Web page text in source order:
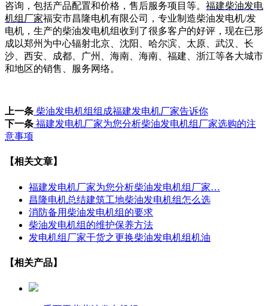
咨询，包括产品配置和价格，售后服务项目等。 福建柴油发电
机组厂家福安市昌隆电机有限公司，专业制造柴油发电机/发
电机，生产的柴油发电机组收到了很多客户的好评，现在已形
成以郑州为中心辐射北京、沈阳、哈尔滨、太原、武汉、长
沙、西安、成都、广州、海南、海南、福建、浙江等各大城市
和地区的销售、服务网络。
上一条 柴油发电机组组成福建发电机厂家告诉你
下一条 福建发电机厂家为您分析柴油发电机组厂家选购的注
意事项
【相关文章】
福建发电机厂家为您分析柴油发电机组厂家…
昌隆电机总结建筑工地柴油发电机组怎么选
消防备用柴油发电机组的要求
柴油发电机组的维护保养方法
发电机组厂家干货之更换柴油发电机组机油
【相关产品】